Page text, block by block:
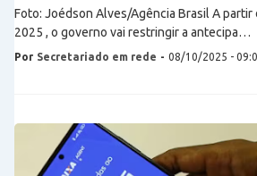
Foto: Joédson Alves/Agência Brasil A partir
2025 , o governo vai restringir a antecipa…
Por Secretariado em rede - 08/10/2025 -